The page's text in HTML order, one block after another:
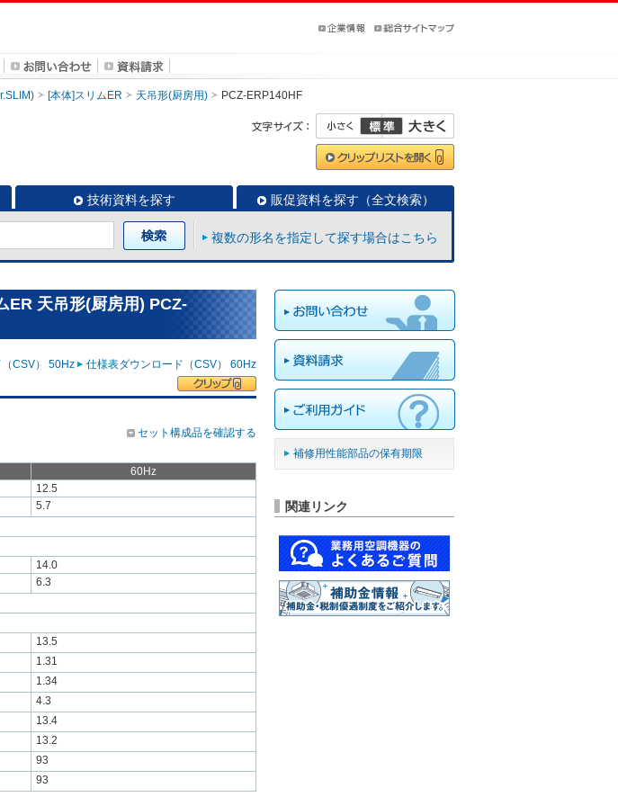
[本体]スリムER 天吊形(厨房用) PCZ-ERP140HF
技術資料を探す 販促資料を探す（全文検索）
複数の形名を指定して探す場合はこちら
ER 天吊形(厨房用) PCZ-
CSV） 50Hz 仕様表ダウンロード（CSV） 60Hz
セット構成品を確認する
60Hz
12.5
5.7
14.0
6.3
13.5
1.31
1.34
4.3
13.4
13.2
93
93
補修用性能部品の保有期限
関連リンク